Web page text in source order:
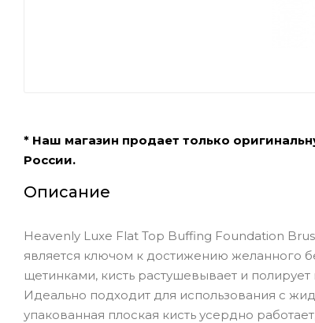
* Наш магазин продает только
России.
Описание
Heavenly Luxe Flat Top Buffing Foundation
является ключом к достижению желанного
щетинками, кисть растушевывает и
Идеально подходит для использования с
упакованная плоская кисть усердно